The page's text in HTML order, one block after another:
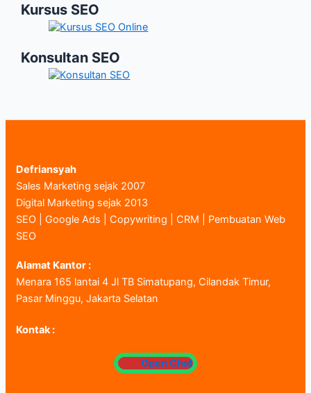
Kursus SEO
Konsultan SEO
Defriansyah
Sales Marketing sejak 2007
Digital Marketing sejak 2013
SEO | Google Ads | Copywriting | CRM | Pembuatan Web
SEO
Alamat Kantor :
Menara 165 lantai 4 Jl TB Simatupang, Cilandak Timur,
Pasar Minggu, Jakarta Selatan
Kontak :
Open Chat